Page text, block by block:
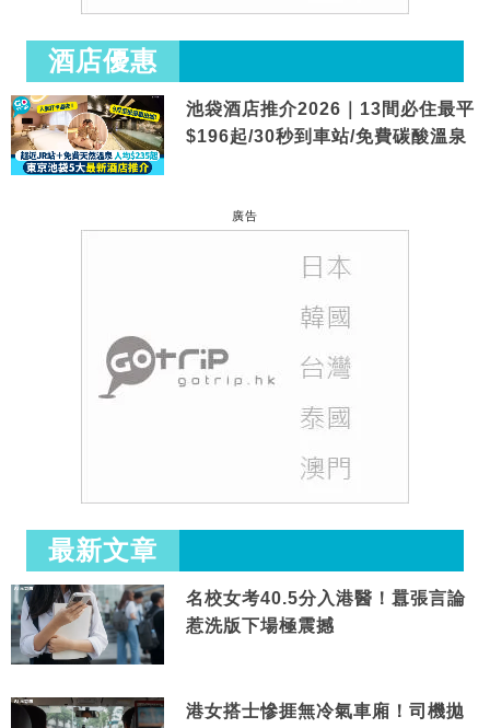
酒店優惠
池袋酒店推介2026｜13間必住最平
$196起/30秒到車站/免費碳酸溫泉
廣告
最新文章
名校女考40.5分入港醫！囂張言論
惹洗版下場極震撼
港女搭士慘捱無冷氣車廂！司機拋